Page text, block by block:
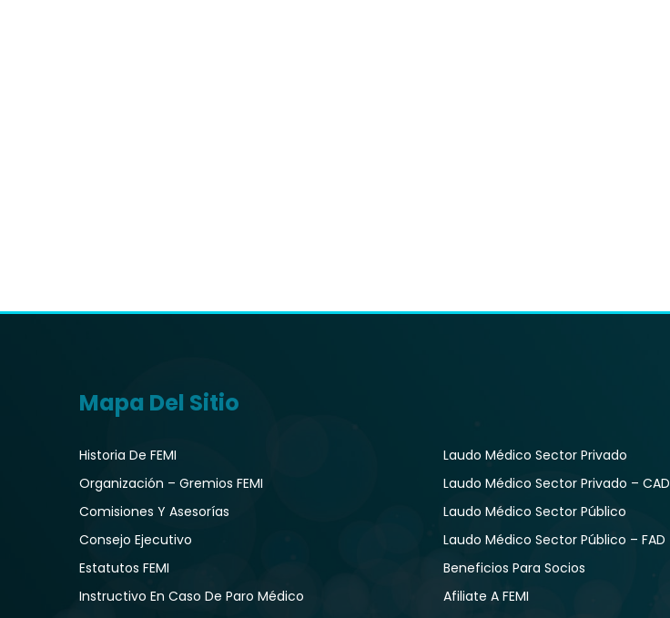
Mapa Del Sitio
Historia De FEMI
Organización – Gremios FEMI
Comisiones Y Asesorías
Consejo Ejecutivo
Estatutos FEMI
Instructivo En Caso De Paro Médico
Laudo Médico Sector Privado
Laudo Médico Sector Privado – CAD
Laudo Médico Sector Público
Laudo Médico Sector Público – FAD
Beneficios Para Socios
Afiliate A FEMI